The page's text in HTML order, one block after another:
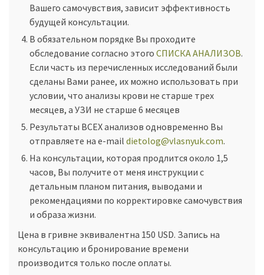
Вашего самочувствия, зависит эффективность
будущей консультации.
В обязательном порядке Вы проходите
обследование согласно этого СПИСКА АНАЛИЗОВ.
Если часть из перечисленных исследований были
сделаны Вами ранее, их можно использовать при
условии, что анализы крови не старше трех
месяцев, а УЗИ не старше 6 месяцев
Результаты ВСЕХ анализов одновременно Вы
отправляете на е-mail dietolog@vlasnyuk.com.
На консультации, которая продлится около 1,5
часов, Вы получите от меня инструкции с
детальным планом питания, выводами и
рекомендациями по корректировке самочувствия
и образа жизни.
Цена в гривне эквивалентна 150 USD. Запись на
консультацию и бронирование времени
производится только после оплаты.